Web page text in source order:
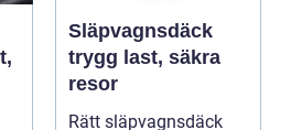
Släpvagnsdäck
trygg last, säkra
resor
Rätt släpvagnsdäck